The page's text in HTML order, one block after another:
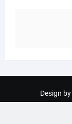
Design by